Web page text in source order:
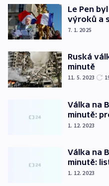
Le Pen
výroků a
7. 1. 2025
Ruská
minutě
11. 5. 2023
Válka na
minutě:
1. 12. 2023
Válka na
minutě:
1. 12. 2023